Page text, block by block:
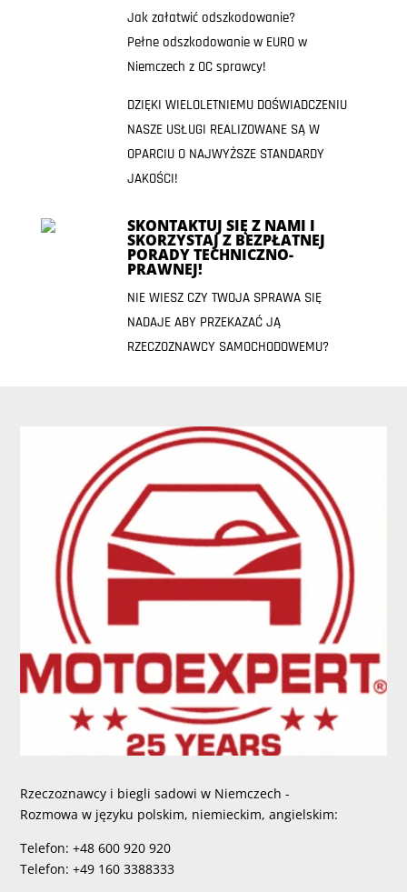
Jak załatwić odszkodowanie?
Pełne odszkodowanie w EURO w
Niemczech z OC sprawcy!
DZIĘKI WIELOLETNIEMU DOŚWIADCZENIU
NASZE USŁUGI REALIZOWANE SĄ W
OPARCIU O NAJWYŻSZE STANDARDY
JAKOŚCI!
SKONTAKTUJ SIĘ Z NAMI I
SKORZYSTAJ Z BEZPŁATNEJ
PORADY TECHNICZNO-
PRAWNEJ!
NIE WIESZ CZY TWOJA SPRAWA SIĘ
NADAJE ABY PRZEKAZAĆ JĄ
RZECZOZNAWCY SAMOCHODOWEMU?
Rzeczoznawcy i biegli sadowi w Niemczech -
Rozmowa w języku polskim, niemieckim, angielskim:
Telefon: +48 600 920 920
Telefon: +49 160 3388333